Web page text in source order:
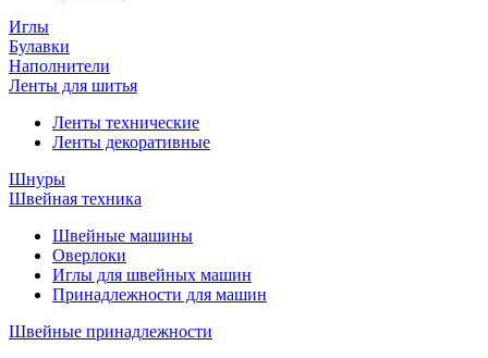
Иглы
Булавки
Наполнители
Ленты для шитья
Ленты технические
Ленты декоративные
Шнуры
Швейная техника
Швейные машины
Оверлоки
Иглы для швейных машин
Принадлежности для машин
Швейные принадлежности